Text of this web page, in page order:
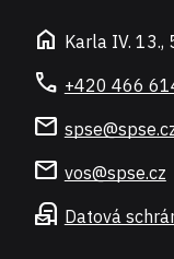
home Karla IV. 13.,
call +420 466
mail
mail vos@spse.cz
local_post_office Datová